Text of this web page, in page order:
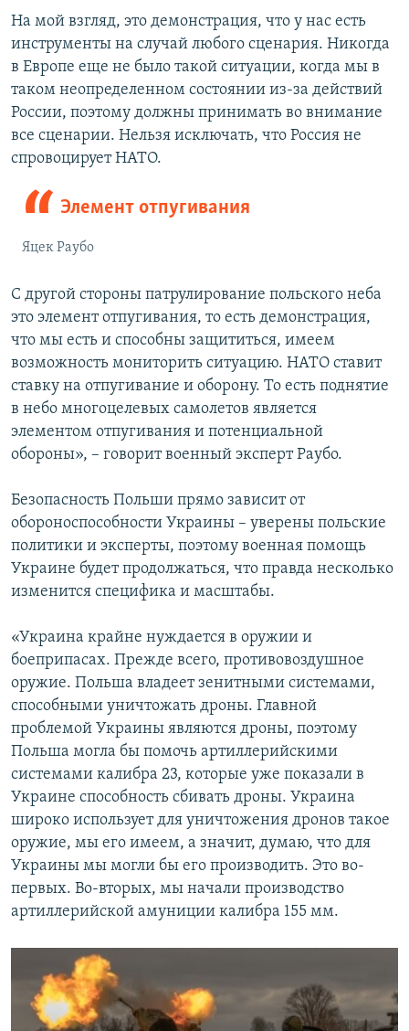
На мой взгляд, это демонстрация, что у нас есть
инструменты на случай любого сценария. Никогда
в Европе еще не было такой ситуации, когда мы в
таком неопределенном состоянии из-за действий
России, поэтому должны принимать во внимание
все сценарии. Нельзя исключать, что Россия не
спровоцирует НАТО.
Элемент отпугивания
Яцек Раубо
С другой стороны патрулирование польского неба
это элемент отпугивания, то есть демонстрация,
что мы есть и способны защититься, имеем
возможность мониторить ситуацию. НАТО ставит
ставку на отпугивание и оборону. То есть поднятие
в небо многоцелевых самолетов является
элементом отпугивания и потенциальной
обороны», – говорит военный эксперт Раубо.
Безопасность Польши прямо зависит от
обороноспособности Украины – уверены польские
политики и эксперты, поэтому военная помощь
Украине будет продолжаться, что правда несколько
изменится специфика и масштабы.
«Украина крайне нуждается в оружии и
боеприпасах. Прежде всего, противовоздушное
оружие. Польша владеет зенитными системами,
способными уничтожать дроны. Главной
проблемой Украины являются дроны, поэтому
Польша могла бы помочь артиллерийскими
системами калибра 23, которые уже показали в
Украине способность сбивать дроны. Украина
широко использует для уничтожения дронов такое
оружие, мы его имеем, а значит, думаю, что для
Украины мы могли бы его производить. Это во-
первых. Во-вторых, мы начали производство
артиллерийской амуниции калибра 155 мм.